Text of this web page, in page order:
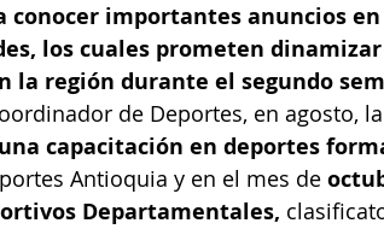
conocer importantes anuncios
los cuales prometen
la región durante el segundo
de Deportes, en agosto,
capacitación en deportes
Antioquia y en el mes de
Departamentales,